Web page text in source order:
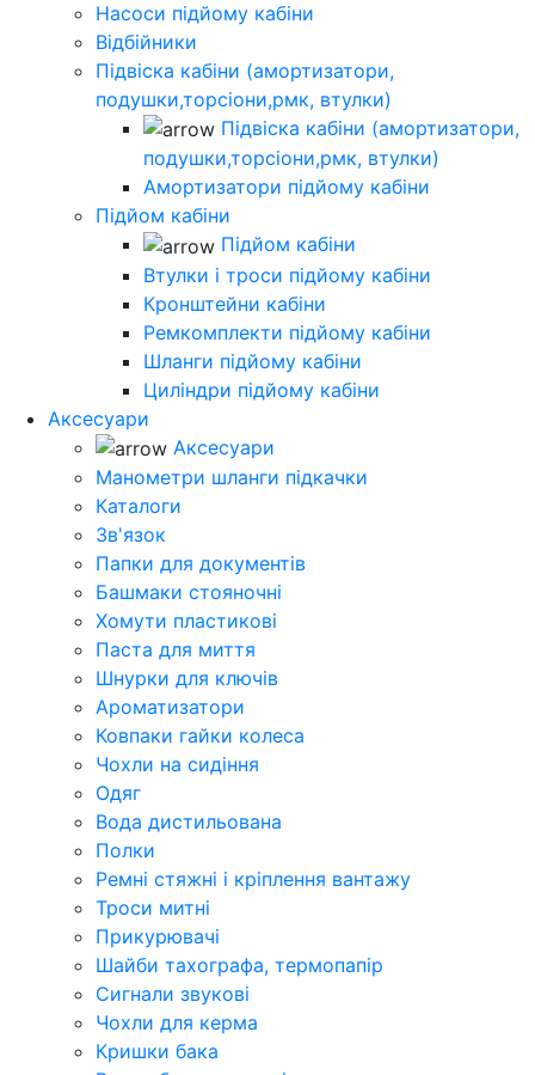
Насоси підйому кабіни
Відбійники
Підвіска кабіни (амортизатори,
подушки,торсіони,рмк, втулки)
Підвіска кабіни (амортизатори,
подушки,торсіони,рмк, втулки)
Амортизатори підйому кабіни
Підйом кабіни
Підйом кабіни
Втулки і троси підйому кабіни
Кронштейни кабіни
Ремкомплекти підйому кабіни
Шланги підйому кабіни
Циліндри підйому кабіни
Аксесуари
Аксесуари
Манометри шланги підкачки
Каталоги
Зв'язок
Папки для документів
Башмаки стояночні
Хомути пластикові
Паста для миття
Шнурки для ключів
Ароматизатори
Ковпаки гайки колеса
Чохли на сидіння
Одяг
Вода дистильована
Полки
Ремні стяжні і кріплення вантажу
Троси митні
Прикурювачі
Шайби тахографа, термопапір
Сигнали звукові
Чохли для керма
Кришки бака